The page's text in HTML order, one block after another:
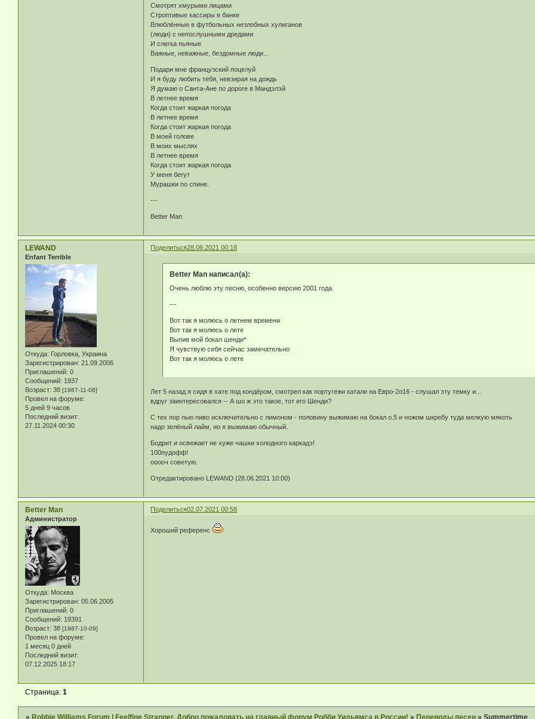
Смотрят хмурыми лицами
Строптивые кассиры в банке
Влюблённые в футбольных незлобных хулиганов
(люди) с непослушными дредами
И слегка пьяные
Важные, неважные, бездомные люди...
Подари мне французский поцелуй
И я буду любить тебя, невзирая на дождь
Я думаю о Санта-Ане по дороге в Мандэлэй
В летнее время
Когда стоит жаркая погода
В летнее время
Когда стоит жаркая погода
В моей голове
В моих мыслях
В летнее время
Когда стоит жаркая погода
У меня бегут
Мурашки по спине.
---
Better Man
Поделиться28.06.2021 00:18
LEWAND
Enfant Terrible
Откуда: Горловка, Украина
Зарегистрирован: 21.09.2006
Приглашений: 0
Сообщений: 1937
Возраст: 38 [1987-11-08]
Провел на форуме:
5 дней 9 часов
Последний визит:
27.11.2024 00:30
Better Man написал(а):
Очень люблю эту песню, особенно версию 2001 года.
---
Вот так я молюсь о летнем времени
Вот так я молюсь о лете
Выпив мой бокал шенди*
Я чувствую себя сейчас замечательно
Вот так я молюсь о лете
Лет 5 назад я сидя в хате под кондёром, смотрел как португежи катали на Евро-2о16 - слушал эту темку и...
вдруг заинтересовался -- А шо ж это такое, тот его Шенди?
С тех пор пью пиво исключительно с лимоном - половину выжимаю на бокал о.5 и ножом шкребу туда мелкую мякоть
надо зелёный лайм, но я выжимаю обычный.
Бодрит и освежает не хуже чашки холодного каркадэ!
100пудофф!
ооооч советую.
Отредактировано LEWAND (28.06.2021 10:00)
Поделиться02.07.2021 00:58
Better Man
Администратор
Откуда: Москва
Зарегистрирован: 05.06.2005
Приглашений: 0
Сообщений: 19391
Возраст: 38 [1987-10-09]
Провел на форуме:
1 месяц 0 дней
Последний визит:
07.12.2025 18:17
Хороший референс
Страница:1
»Robbie Williams Forum | Feelfine Stranger. Добро пожаловать на главный форум Робби Уильямса в России! »Переводы песен »Summertime